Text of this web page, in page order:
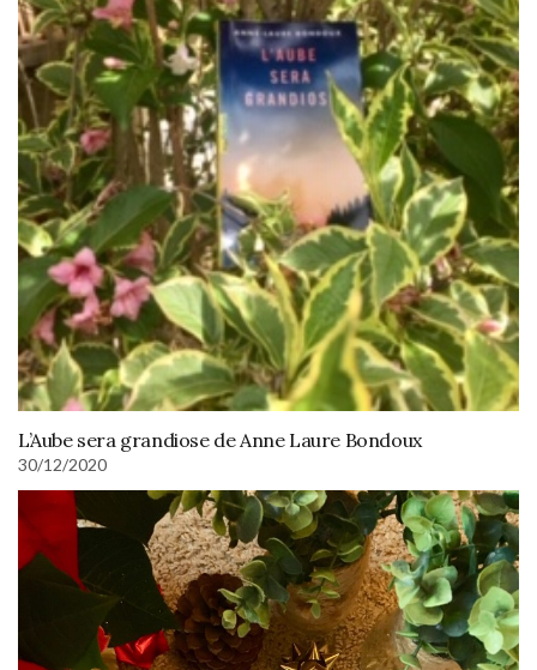
L’Aube sera grandiose de Anne Laure Bondoux
30/12/2020